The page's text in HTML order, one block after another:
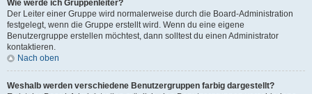
Wie werde ich Gruppenleiter?
Der Leiter einer Gruppe wird normalerweise durch die Board-Administration
festgelegt, wenn die Gruppe erstellt wird. Wenn du eine eigene
Benutzergruppe erstellen möchtest, dann solltest du einen Administrator
kontaktieren.
Nach oben
Weshalb werden verschiedene Benutzergruppen farbig dargestellt?